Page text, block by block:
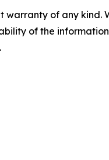
warranty of any
of the